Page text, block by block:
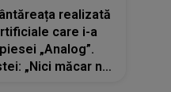
realizată
care i-a
„Analog”.
„Nici măcar nu